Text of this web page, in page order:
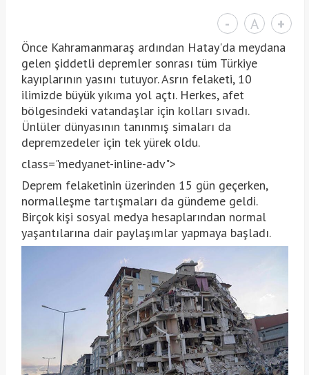
- A +
Önce Kahramanmaraş ardından Hatay'da meydana
gelen şiddetli depremler sonrası tüm Türkiye
kayıplarının yasını tutuyor. Asrın felaketi, 10
ilimizde büyük yıkıma yol açtı. Herkes, afet
bölgesindeki vatandaşlar için kolları sıvadı.
Ünlüler dünyasının tanınmış simaları da
depremzedeler için tek yürek oldu.
class="medyanet-inline-adv">
Deprem felaketinin üzerinden 15 gün geçerken,
normalleşme tartışmaları da gündeme geldi.
Birçok kişi sosyal medya hesaplarından normal
yaşantılarına dair paylaşımlar yapmaya başladı.